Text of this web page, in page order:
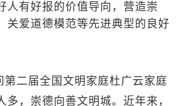
人有好报的价值导向，营造崇
关爱道德模范等先进典型的良好
第二届全国文明家庭杜广云家庭
，崇德向善文明城。近年来，